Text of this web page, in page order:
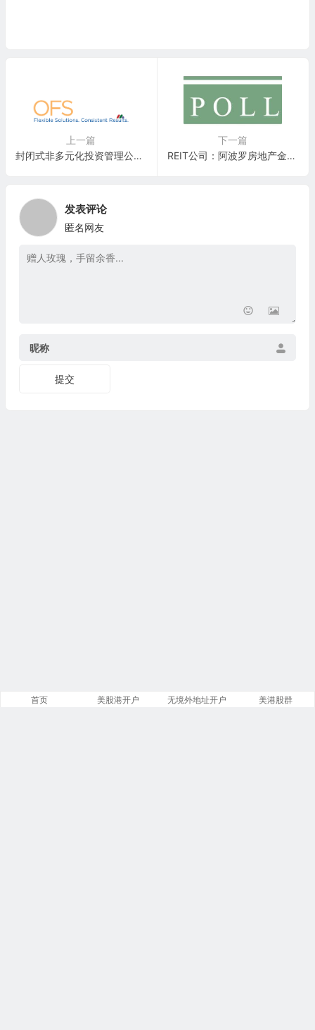
上一篇
封闭式非多元化投资管理公司：OFS Capital Corporation(OFS)
下一篇
REIT公司：阿波罗房地产金融Apollo Commercial Real Estate Finance(ARI)
发表评论
匿名网友
昵称
首页 美股港开户 无境外地址开户 美港股群